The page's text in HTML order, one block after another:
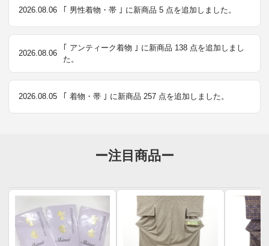
2026.08.06 ｢ 男性着物・帯 ｣ に新商品 5 点を追加しました。
2026.08.06
｢ アンティーク着物 ｣ に新商品 138 点を追加しまし
た。
2026.08.05 ｢ 着物・帯 ｣ に新商品 257 点を追加しました。
ー注目商品ー